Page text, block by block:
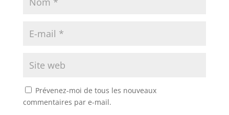
Prévenez-moi de tous les nouveaux
commentaires par e-mail.